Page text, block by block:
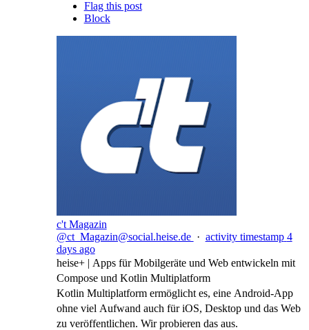
Flag this post
Block
c't Magazin
@ct_Magazin@social.heise.de · activity timestamp 4
days ago
heise+ | Apps für Mobilgeräte und Web entwickeln mit
Compose und Kotlin Multiplatform
Kotlin Multiplatform ermöglicht es, eine Android-App
ohne viel Aufwand auch für iOS, Desktop und das Web
zu veröffentlichen. Wir probieren das aus.